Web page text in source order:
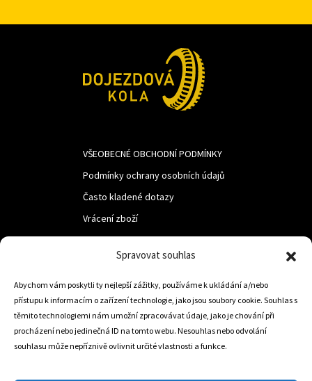
Spravovat souhlas
Abychom vám poskytli ty nejlepší zážitky, používáme k ukládání a/nebo
přístupu k informacím o zařízení technologie, jako jsou soubory cookie. Souhlas s
těmito technologiemi nám umožní zpracovávat údaje, jako je chování při
procházení nebo jedinečná ID na tomto webu. Nesouhlas nebo odvolání
souhlasu může nepříznivě ovlivnit určité vlastnosti a funkce.
VŠEOBECNÉ OBCHODNÍ PODMÍNKY
Podmínky ochrany osobních údajů
Často kladené dotazy
Vrácení zboží
LUF s.r.o.
Nám. M.R.Štefanika 518,
Trstená 02801